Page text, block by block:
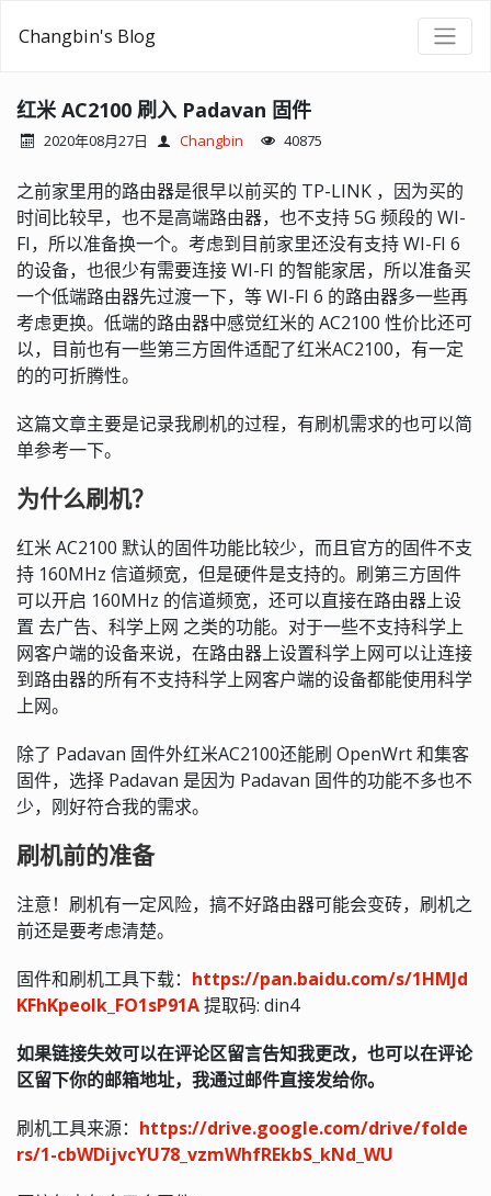
Changbin's Blog
红米 AC2100 刷入 Padavan 固件
2020年08月27日 Changbin 40875
之前家里用的路由器是很早以前买的 TP-LINK ，因为买的
时间比较早，也不是高端路由器，也不支持 5G 频段的 WI-
FI，所以准备换一个。考虑到目前家里还没有支持 WI-FI 6
的设备，也很少有需要连接 WI-FI 的智能家居，所以准备买
一个低端路由器先过渡一下，等 WI-FI 6 的路由器多一些再
考虑更换。低端的路由器中感觉红米的 AC2100 性价比还可
以，目前也有一些第三方固件适配了红米AC2100，有一定
的的可折腾性。
这篇文章主要是记录我刷机的过程，有刷机需求的也可以简
单参考一下。
为什么刷机？
红米 AC2100 默认的固件功能比较少，而且官方的固件不支
持 160MHz 信道频宽，但是硬件是支持的。刷第三方固件
可以开启 160MHz 的信道频宽，还可以直接在路由器上设
置 去广告、科学上网 之类的功能。对于一些不支持科学上
网客户端的设备来说，在路由器上设置科学上网可以让连接
到路由器的所有不支持科学上网客户端的设备都能使用科学
上网。
除了 Padavan 固件外红米AC2100还能刷 OpenWrt 和集客
固件，选择 Padavan 是因为 Padavan 固件的功能不多也不
少，刚好符合我的需求。
刷机前的准备
注意！刷机有一定风险，搞不好路由器可能会变砖，刷机之
前还是要考虑清楚。
固件和刷机工具下载： https://pan.baidu.com/s/1HMJd
KFhKpeolk_FO1sP91A提取码: din4
如果链接失效可以在评论区留言告知我更改，也可以在评论
区留下你的邮箱地址，我通过邮件直接发给你。
刷机工具来源： https://drive.google.com/drive/folde
rs/1-cbWDijvcYU78_vzmWhfREkbS_kNd_WU